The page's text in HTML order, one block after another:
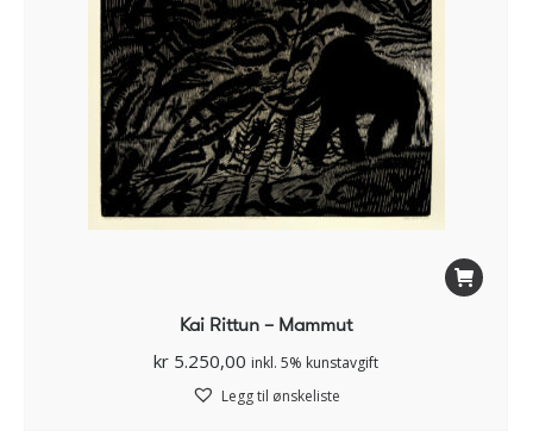
Kai Rittun – Mammut
kr 5.250,00 inkl. 5% kunstavgift
Legg til ønskeliste